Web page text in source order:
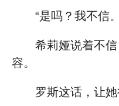
“是吗？我不信
希莉娅说着不
容。
罗斯这话，让她